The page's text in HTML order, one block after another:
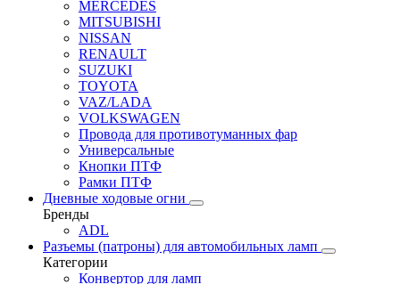
MERCEDES
MITSUBISHI
NISSAN
RENAULT
SUZUKI
TOYOTA
VAZ/LADA
VOLKSWAGEN
Провода для противотуманных фар
Универсальные
Кнопки ПТФ
Рамки ПТФ
Дневные ходовые огни
Бренды
ADL
Разъемы (патроны) для автомобильных ламп
Категории
Конвертор для ламп